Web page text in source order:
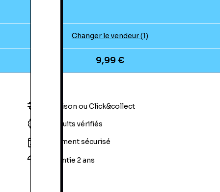
Changer le vendeur (1)
9,99 €
Livraison ou Click&collect
Produits vérifiés
Paiement sécurisé
Garantie 2 ans